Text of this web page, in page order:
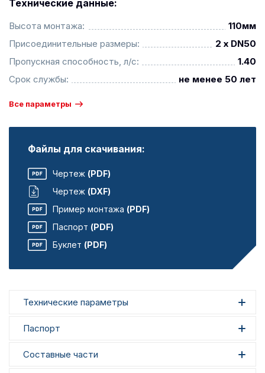
Технические данные:
Высота монтажа:
110мм
Присоединительные размеры:
2 x DN50
Пропускная способность, л/с:
1.40
Срок службы:
не менее 50 лет
Все параметры
Файлы для скачивания:
Чертеж (PDF)
Чертеж (DXF)
Пример монтажа (PDF)
Паспорт (PDF)
Буклет (PDF)
Технические параметры
Паспорт
Составные части